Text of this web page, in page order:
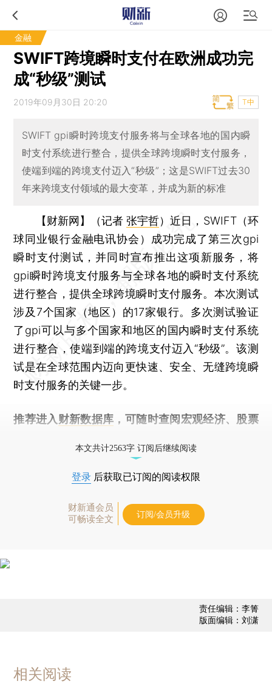
金融
SWIFT跨境瞬时支付在欧洲成功完
成“秒级”测试
2019年09月30日 20:20 T中
SWIFT gpi瞬时跨境支付服务将与全球各地的国内瞬
时支付系统进行整合，提供全球跨境瞬时支付服务，
使端到端的跨境支付迈入“秒级”；这是SWIFT过去30
年来跨境支付领域的最大变革，并成为新的标准
【财新网】（记者张宇哲）近日，SWIFT（环
球同业银行金融电讯协会）成功完成了第三次gpi
瞬时支付测试，并同时宣布推出这项新服务，将
gpi瞬时跨境支付服务与全球各地的瞬时支付系统
进行整合，提供全球跨境瞬时支付服务。本次测试
涉及7个国家（地区）的17家银行。多次测试验证
了gpi可以与多个国家和地区的国内瞬时支付系统
进行整合，使端到端的跨境支付迈入“秒级”。该测
试是在全球范围内迈向更快速、安全、无缝跨境瞬
时支付服务的关键一步。
推荐进入 财新数据库 ，可随时查阅宏观经济、股票
本文共计2563字 订阅后继续阅读
登录 后获取已订阅的阅读权限
财新通会员
可畅读全文
订阅/会员升级
责任编辑：李箐
版面编辑：刘潇
相关阅读